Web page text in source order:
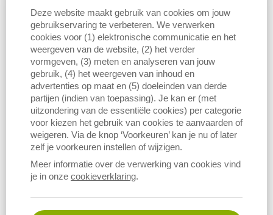
voor eigen arbeid een zware (aangerekende) kostenpost is. In de
periode 2012-2024 was het NBR enkel in de jaren 2012, 2016, 2017,
2019 en sinds 2022 positief. In de andere jaren scoorde de
varkenshouderij steeds een negatief NBR. 2020 en 2021 waren het
magerst met een NBR van, respectievelijk, -57.600 euro en -89.700
euro per bedrijf. Dergelijk negatief NBR betekent dat de
varkenshouders niet alle productiefactoren konden vergoeden én
dat er geen ruimte resteert voor een vergoeding voor het
ondernemerschap (winst).
2 BEDRIJFSECONOMISCHE INKOMENSINDICATOREN, IN
Wanneer de indicatoren uitgedrukt worden in euro per bedrijf,
speelt de bedrijfsgrootte en het aantal arbeidskrachten een grote
rol en dat maakt het lastig om de resultaten te interpreteren. In dit
Deze website maakt gebruik van cookies om jouw
gebruikservaring te verbeteren. We verwerken
cookies voor (1) elektronische communicatie en het
weergeven van de website, (2) het verder
vormgeven, (3) meten en analyseren van jouw
gebruik, (4) het weergeven van inhoud en
advertenties op maat en (5) doeleinden van derde
partijen (indien van toepassing). Je kan er (met
uitzondering van de essentiële cookies) per categorie
voor kiezen het gebruik van cookies te aanvaarden of
weigeren. Via de knop ‘Voorkeuren’ kan je nu of later
zelf je voorkeuren instellen of wijzigen.
Meer informatie over de verwerking van cookies vind
je in onze cookieverklaring.